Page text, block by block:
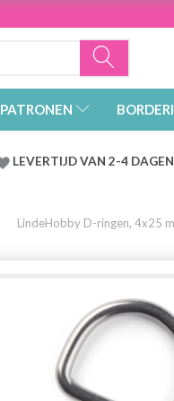
PATRONEN
LEVERTIJD VAN 2-4 DAGEN
LindeHobby D-ringen, 4x25